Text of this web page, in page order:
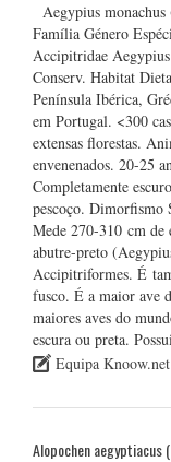
Aegypius
Família Género
Accipitridae
Conserv. Habitat
Península Ibérica,
em Portugal. <300
extensas florestas.
envenenados. 20-25
Completamente
pescoço. Dimorfismo
Mede 270-310 cm de
abutre-preto
Accipitriformes. É
fusco. É a maior ave
maiores aves do
escura ou preta.
Equipa Knoow.net
Alopochen aegyptiacus